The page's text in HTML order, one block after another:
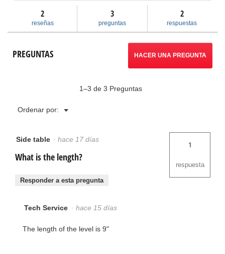
de
torpedo
llevará
a
respuestas
2
reseñas
3
preguntas
2
respuestas
PREGUNTAS HACER UNA PREGUNTA
1–3 de 3 Preguntas
Ordenar por: ▼
Menú
Side table · hace 17 días
What is the length?
1
respuesta
Responder a esta pregunta
Tech Service · hace 15 días
The length of the level is 9"